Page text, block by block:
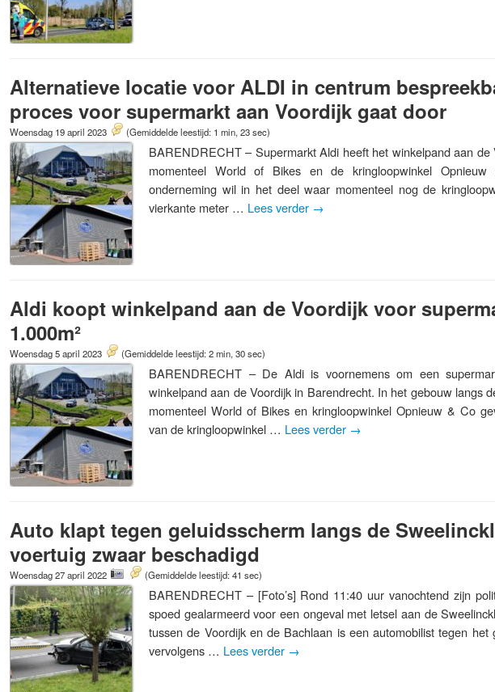
Alternatieve locatie voor ALDI in centrum
proces voor supermarkt aan Voordijk gaat door
Woensdag 19 april 2023 (Gemiddelde leestijd: 1 min, 23 sec)
BARENDRECHT – Supermarkt Aldi heeft het winkelpand aan de
momenteel World of Bikes en de kringloopwinkel
onderneming wil in het deel waar momenteel nog de
vierkante meter … Lees verder →
Aldi koopt winkelpand aan de Voordijk voor
1.000m²
Woensdag 5 april 2023 (Gemiddelde leestijd: 2 min, 30 sec)
BARENDRECHT – De Aldi is voornemens om een
winkelpand aan de Voordijk in Barendrecht. In het gebouw langs
momenteel World of Bikes en kringloopwinkel Opnieuw & Co
van de kringloopwinkel … Lees verder →
Auto klapt tegen geluidsscherm langs de
voertuig zwaar beschadigd
Woensdag 27 april 2022 (Gemiddelde leestijd: 41 sec)
BARENDRECHT – [Foto’s] Rond 11:40 uur vanochtend zijn
spoed gealarmeerd voor een ongeval met letsel aan de
tussen de Voordijk en de Bachlaan is een automobilist tegen het
vervolgens … Lees verder →